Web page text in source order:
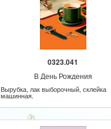
0323.041
В День Рождения
Вырубка, лак выборочный, склейка
машинная.